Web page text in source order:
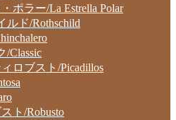
ポラー/La Estrella Polar
ルド/Rothschild
/Classic
ロブスト/Picadillos
ト/Robusto